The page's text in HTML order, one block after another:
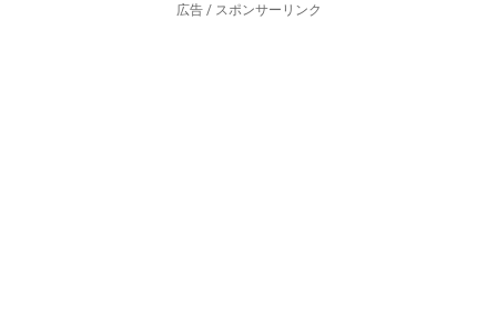
広告 / スポンサーリンク